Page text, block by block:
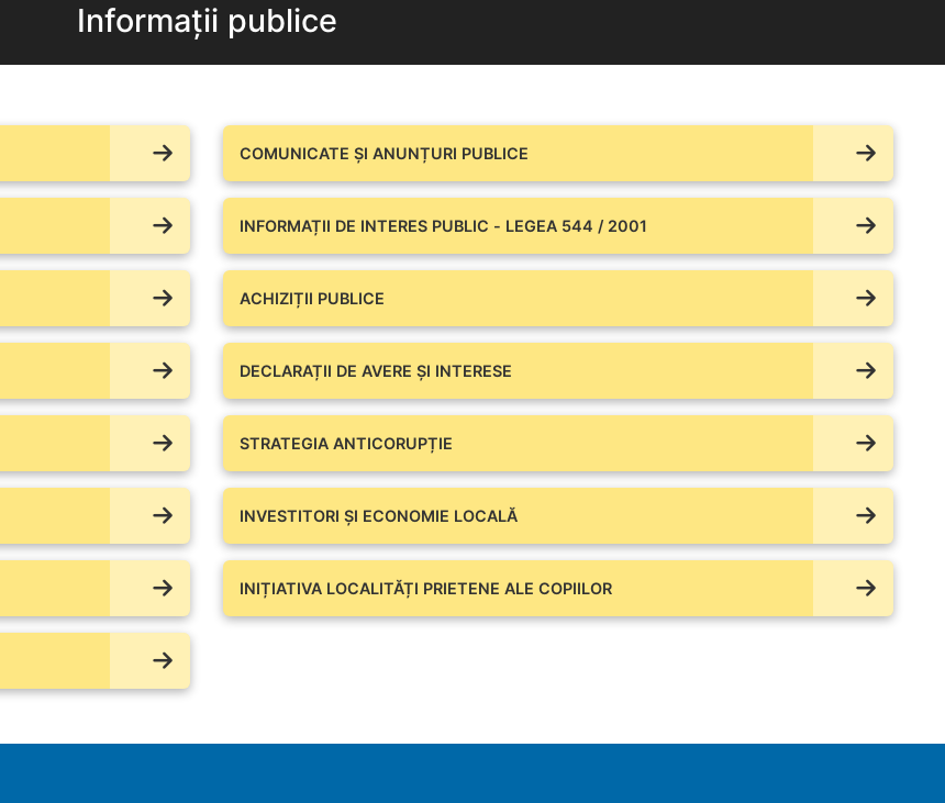
Informații publice
COMUNICATE ŞI ANUNȚURI PUBLICE
INFORMAȚII DE INTERES PUBLIC - LEGEA 544 / 2001
ACHIZIȚII PUBLICE
DECLARAȚII DE AVERE ŞI INTERESE
STRATEGIA ANTICORUPȚIE
INVESTITORI ȘI ECONOMIE LOCALĂ
INIȚIATIVA LOCALITĂȚI PRIETENE ALE COPIILOR